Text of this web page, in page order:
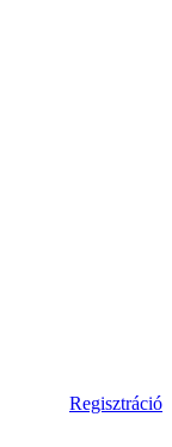
Regisztráció